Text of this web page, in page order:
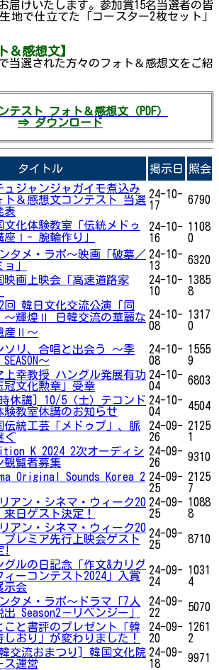
届けいたします。参加賞15名当選者の皆
地で仕立てた「コースター2枚セット」
＆感想文】
当選された方々のフォト＆感想文をご紹
テスト フォト＆感想文（PDF）
⇒ ダウンロード
タイトル 掲示日 照会
ュジャンジャガイモ煮込み
ト＆感想文コンテスト 当選
表
24-10-
17
6790
文化体験教室「伝統メドゥ
座Ⅰ- 腕輪作り」
24-10-
16
1108
0
タメ・ラボ～映画「破墓／
」
24-10-
13
6320
映画上映会「高速道路家
24-10-
10
1385
8
回 韓日文化交流公演「同
～輝煌Ⅱ 日韓交流の華麗な
産Ⅱ～
24-10-
08
1317
0
ソリ、合唱と出会う ～季
～
24-10-
08
1555
9
上幸教授 ハングル発展有功
冠文化勲章」受章
24-10-
04
6803
休講] 10/5（土）テコンド
験教室休講のお知らせ
24-10-
04
4504
伝統工芸「メドゥプ」、脈
ぐ
24-09-
26
2125
1
K 2024 2次オーディシ
観覧者募集
24-09-
26
9310
Original Sounds Korea 2 24-09-
25
2125
7
アン・シネマ・ウィーク20
日ゲスト決定！
24-09-
25
1088
8
アン・シネマ・ウィーク20
レミア先行上映会ゲスト
!
24-09-
25
8710
グルの日記念「作文&カリグ
ィーコンテスト2024」入賞
示会
24-09-
24
1031
4
タメ・ラボ～ドラマ「7人
出 Season2－リベンジー」
24-09-
22
5070
こと書評のプレゼント「韓
しおり」が変わりました！
24-09-
20
1261
2
交流おまつり] 韓国文化院
ス運営
24-09-
18
9971